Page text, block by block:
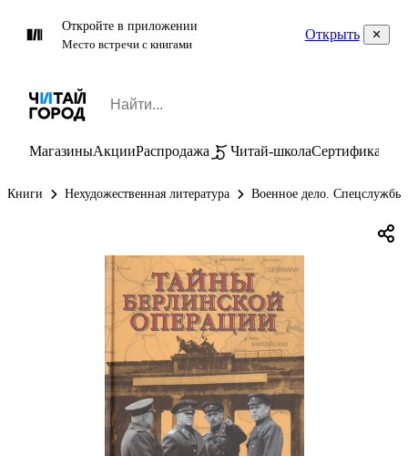
Откройте в приложении
Место встречи с книгами
Открыть
МагазиныАкцииРаспродажа Читай-школаСертификаты
Книги Нехудожественная литература Военное дело. Спецслужбы